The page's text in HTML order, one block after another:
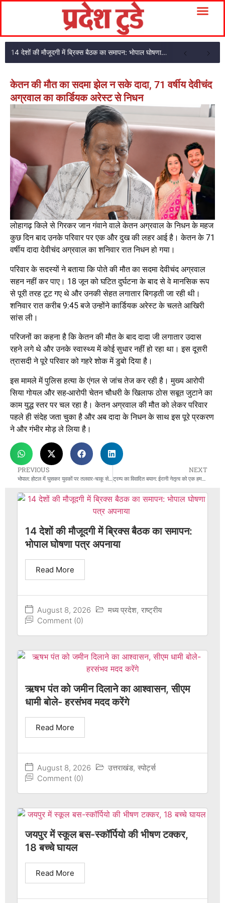
14 देशों की मौजूदगी में ब्रिक्स बैठक का समापन: भोपाल घोषणा पत्र अपनाया
केतन की मौत का सदमा झेल न सके दादा, 71 वर्षीय देवीचंद
अग्रवाल का कार्डियक अरेस्ट से निधन
लोहागढ़ किले से गिरकर जान गंवाने वाले केतन अग्रवाल के निधन के महज
कुछ दिन बाद उनके परिवार पर एक और दुख की लहर आई है। केतन के 71
वर्षीय दादा देवीचंद अग्रवाल का शनिवार रात निधन हो गया।
परिवार के सदस्यों ने बताया कि पोते की मौत का सदमा देवीचंद अग्रवाल
सहन नहीं कर पाए। 18 जून को घटित दुर्घटना के बाद से वे मानसिक रूप
से पूरी तरह टूट गए थे और उनकी सेहत लगातार बिगड़ती जा रही थी।
शनिवार रात करीब 9:45 बजे उन्होंने कार्डियक अरेस्ट के चलते आखिरी
सांस ली।
परिजनों का कहना है कि केतन की मौत के बाद दादा जी लगातार उदास
रहने लगे थे और उनके स्वास्थ्य में कोई सुधार नहीं हो रहा था। इस दूसरी
त्रासदी ने पूरे परिवार को गहरे शोक में डुबो दिया है।
इस मामले में पुलिस हत्या के एंगल से जांच तेज कर रही है। मुख्य आरोपी
सिया गोयल और सह-आरोपी चेतन चौधरी के खिलाफ ठोस सबूत जुटाने का
काम युद्ध स्तर पर चल रहा है। केतन अग्रवाल की मौत को लेकर परिवार
पहले ही संदेह जता चुका है और अब दादा के निधन के साथ इस पूरे प्रकरण
ने और गंभीर मोड़ ले लिया है।
PREVIOUS
भोपाल: होटल में घुसकर युवकों पर तलवार-चाकू से हमला, CCTV में कैद हुई वारदात
NEXT
ट्रम्प का विवादित बयान: ईरानी नेतृत्व को एक हमले में समाप्त करने की बात, तेहरान का करारा जवाब
14 देशों की मौजूदगी में ब्रिक्स बैठक का समापन:
भोपाल घोषणा पत्र अपनाया
August 8, 2026 मध्य प्रदेश, राष्ट्रीय
Comment (0)
Read More
ऋषभ पंत को जमीन दिलाने का आश्वासन, सीएम
धामी बोले- हरसंभव मदद करेंगे
August 8, 2026 उत्तराखंड, स्पोर्ट्स
Comment (0)
Read More
जयपुर में स्कूल बस-स्कॉर्पियो की भीषण टक्कर,
18 बच्चे घायल
Read More